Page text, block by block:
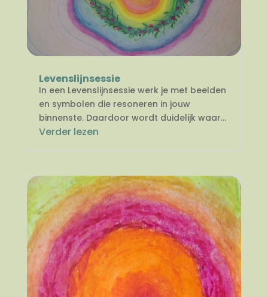
Levenslijnsessie
In een Levenslijnsessie werk je met beelden
en symbolen die resoneren in jouw
binnenste. Daardoor wordt duidelijk waar...
Verder lezen